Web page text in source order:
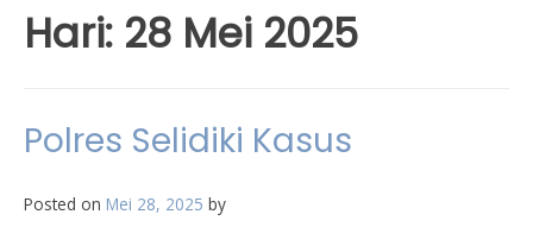
Hari: 28 Mei 2025
Polres Selidiki Kasus
Posted on Mei 28, 2025 by